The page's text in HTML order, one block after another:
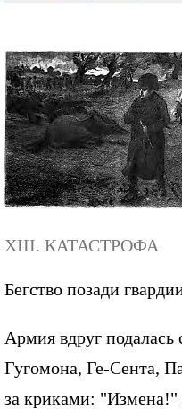
XIII. КАТАСТРОФА
Бегство позади
Армия вдруг
Гугомона, Ге-Сента,
за криками: "Измена!"